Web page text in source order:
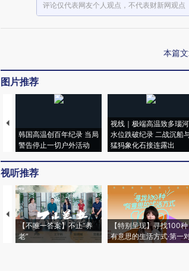
评论仅代表网友个人观点，不代表财新网观点
本篇
图片推荐
韩国高温创百年纪录 当局
警告停止一切户外活动
视线｜极端高温致多瑙河
水位跌破纪录 二战沉船
猛犸象化石接连露出
视听推荐
【不唯一答案】不止“养
老”
【特别呈现】寻找100种
有意思的生活方式·第一